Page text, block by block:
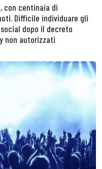
con centinaia di
Difficile individuare gli
dopo il decreto
non autorizzati